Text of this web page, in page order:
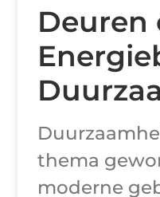
Deuren
thema
moderne